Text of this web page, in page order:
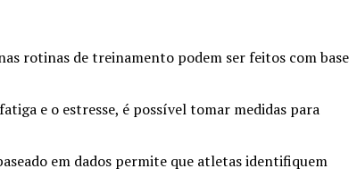
rotinas de treinamento podem ser feitos com base
e o estresse, é possível tomar medidas para
em dados permite que atletas identifiquem